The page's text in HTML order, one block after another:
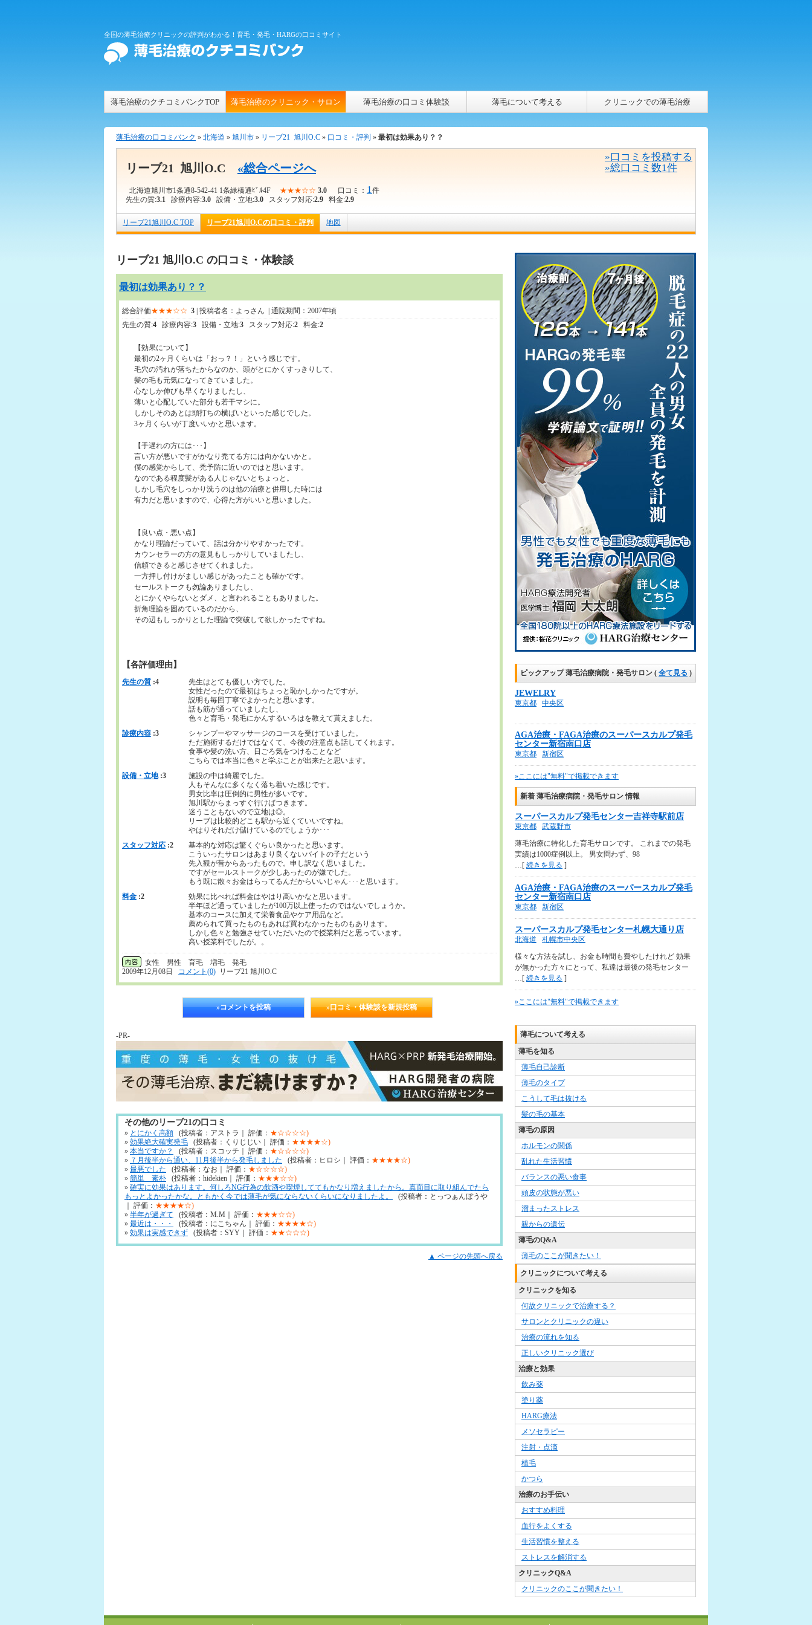
全国の薄毛治療クリニックの評判がわかる！育毛・発毛・HARGの口コミサイト
薄毛治療のクチコミバンクTOP 薄毛治療のクリニック・サロン 薄毛治療の口コミ体験談 薄毛について考える クリニックでの薄毛治療
薄毛治療の口コミバンク » 北海道 » 旭川市 » リーブ21 旭川O.C » 口コミ・評判 » 最初は効果あり？？
リーブ21 旭川O.C «総合ページへ
北海道旭川市1条通8-542-41 1条緑橋通ﾋﾞﾙ4F ★★★☆☆ 3.0 口コミ： 1件
先生の質:3.1 診療内容:3.0 設備・立地:3.0 スタッフ対応:2.9 料金:2.9
»口コミを投稿する
»総口コミ数1件
リーブ21旭川O.C TOP リーブ21旭川O.Cの口コミ・評判 地図
リーブ21 旭川O.C の口コミ・体験談
最初は効果あり？？
総合評価★★★☆☆ 3 | 投稿者名：よっさん | 通院期間：2007年頃
先生の質:4 診療内容:3 設備・立地:3 スタッフ対応:2 料金:2
【効果について】
最初の2ヶ月くらいは「おっ？！」という感じです。
毛穴の汚れが落ちたからなのか、頭がとにかくすっきりして、
髪の毛も元気になってきていました。
心なしか伸びも早くなりましたし、
薄いと心配していた部分も若干マシに。
しかしそのあとは頭打ちの横ばいといった感じでした。
3ヶ月くらいが丁度いいかと思います。
【手遅れの方には･･･】
言い方が悪いですがかなり禿てる方には向かないかと。
僕の感覚からして、禿予防に近いのではと思います。
なのである程度髪がある人じゃないとちょっと。
しかし毛穴をしっかり洗うのは他の治療と併用した時には
有力だと思いますので、心得た方がいいと思いました。
【良い点・悪い点】
かなり理論だっていて、話は分かりやすかったです。
カウンセラーの方の意見もしっかりしていましたし、
信頼できると感じさせてくれました。
一方押し付けがましい感じがあったことも確かです。
セールストークも勿論ありましたし、
とにかくやらないとダメ、と言われることもありました。
折角理論を固めているのだから、
その辺もしっかりとした理論で突破して欲しかったですね。
【各評価理由】
先生の質 :4
先生はとても優しい方でした。
女性だったので最初はちょっと恥かしかったですが。
説明も毎回丁寧でよかったと思います。
話も筋が通っていましたし、
色々と育毛・発毛にかんするいろはを教えて貰えました。
診療内容 :3
シャンプーやマッサージのコースを受けていました。
ただ施術するだけではなくて、今後の注意点も話してくれます。
食事や髪の洗い方、日ごろ気をつけることなど
こちらでは本当に色々と学ぶことが出来たと思います。
設備・立地:3
施設の中は綺麗でした。
人もそんなに多くなく落ち着いた感じです。
男女比率は圧倒的に男性が多いです。
旭川駅からまっすぐ行けばつきます。
迷うこともないので立地は◎。
リーブは比較的どこも駅から近くていいですね。
やはりそれだけ儲けているのでしょうか･･･
スタッフ対応 :2
基本的な対応は驚くぐらい良かったと思います。
こういったサロンはあまり良くないバイトの子だという
先入観が昔からあったもので。申し訳なく思いました。
ですがセールストークが少しあったのが嫌でした。
もう既に散々お金はらってるんだからいいじゃん･･･と思います。
料金 :2
効果に比べれば料金はやはり高いかなと思います。
半年ほど通っていましたが100万以上使ったのではないでしょうか。
基本のコースに加えて栄養食品やケア用品など。
薦められて買ったものもあれば買わなかったものもあります。
しかし色々と勉強させていただいたので授業料だと思っています。
高い授業料でしたが。。
女性 男性 育毛 増毛 発毛
2009年12月08日 コメント(0) リーブ21 旭川O.C
»コメントを投稿 »口コミ・体験談を新規投稿
-PR-
その他のリーブ21の口コミ
» とにかく高額 (投稿者：アストラ｜ 評価： ★☆☆☆☆)
» 効果絶大確実発毛 (投稿者：くりじじい｜ 評価： ★★★★☆)
» 本当ですか？ (投稿者：スコッチ｜ 評価： ★☆☆☆☆)
» ７月後半から通い、11月後半から発毛しました (投稿者：ヒロシ｜ 評価： ★★★★☆)
» 最悪でした (投稿者：なお｜ 評価： ★☆☆☆☆)
» 簡単 素朴 (投稿者：hidekien｜ 評価： ★★★☆☆)
» 確実に効果はあります。何しろNG行為の飲酒や喫煙しててもかなり増えましたから。真面目に取り組んでたら
もっとよかったかな。ともかく今では薄毛が気にならないくらいになりましたよ。
(投稿者：とっつぁんぼうや
｜ 評価： ★★★★☆)
» 半年が過ぎて (投稿者：M.M｜ 評価： ★★★☆☆)
» 最近は・・・ (投稿者：にこちゃん｜ 評価： ★★★★☆)
» 効果は実感できず (投稿者：SYY｜ 評価： ★★☆☆☆)
▲ ページの先頭へ戻る
ピックアップ 薄毛治療病院・発毛サロン ( 全て見る )
JEWELRY
東京都 中央区
AGA治療・FAGA治療のスーパースカルプ発毛
センター新宿南口店
東京都 新宿区
»ここには"無料"で掲載できます
新着 薄毛治療病院・発毛サロン 情報
スーパースカルプ発毛センター吉祥寺駅前店
東京都
武蔵野市
薄毛治療に特化した育毛サロンです。 これまでの発毛
実績は1000症例以上。 男女問わず、98
…[ 続きを見る ]
AGA治療・FAGA治療のスーパースカルプ発毛
センター新宿南口店
東京都 新宿区
スーパースカルプ発毛センター札幌大通り店
北海道
札幌市中央区
様々な方法を試し、お金も時間も費やしたけれど 効果
が無かった方々にとって、私達は最後の発毛センター
…[ 続きを見る ]
»ここには"無料"で掲載できます
薄毛について考える
薄毛を知る
薄毛自己診断
薄毛のタイプ
こうして毛は抜ける
髪の毛の基本
薄毛の原因
ホルモンの関係
乱れた生活習慣
バランスの悪い食事
頭皮の状態が悪い
溜まったストレス
親からの遺伝
薄毛のQ&A
薄毛のここが聞きたい！
クリニックについて考える
クリニックを知る
何故クリニックで治療する？
サロンとクリニックの違い
治療の流れを知る
正しいクリニック選び
治療と効果
飲み薬
塗り薬
HARG療法
メソセラピー
注射・点滴
植毛
かつら
治療のお手伝い
おすすめ料理
血行をよくする
生活習慣を整える
ストレスを解消する
クリニックQ&A
クリニックのここが聞きたい！